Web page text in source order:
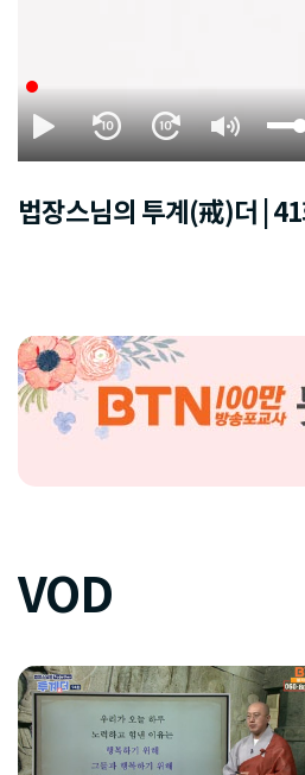
법장스님의 투계(戒)더 |